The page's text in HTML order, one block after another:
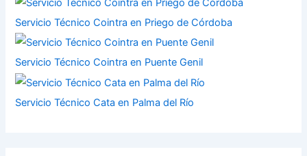
Servicio Técnico Cointra en Priego de Córdoba
Servicio Técnico Cointra en Puente Genil
Servicio Técnico Cata en Palma del Río